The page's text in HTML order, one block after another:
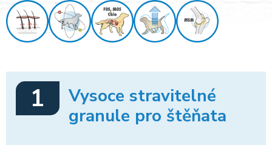
1
Vysoce stravitelné
granule pro štěňata